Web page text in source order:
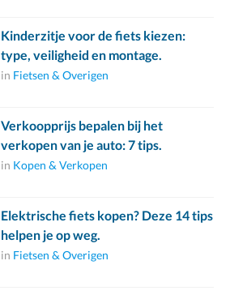
Kinderzitje voor de fiets kiezen:
type, veiligheid en montage.
in Fietsen & Overigen
Verkoopprijs bepalen bij het
verkopen van je auto: 7 tips.
in Kopen & Verkopen
Elektrische fiets kopen? Deze 14 tips
helpen je op weg.
in Fietsen & Overigen